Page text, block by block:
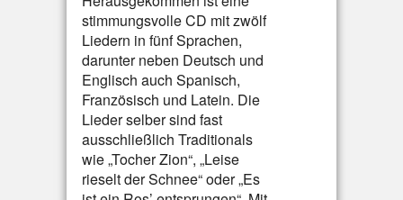
stimmungsvolle CD mit zwölf
Liedern in fünf Sprachen,
darunter neben Deutsch und
Englisch auch Spanisch,
Französisch und Latein. Die
Lieder selber sind fast
ausschließlich Traditionals
wie „Tocher Zion“, „Leise
rieselt der Schnee“ oder „Es